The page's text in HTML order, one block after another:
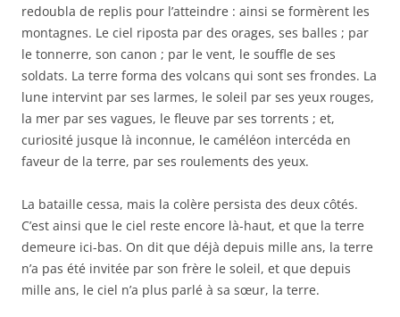
redoubla de replis pour l’atteindre : ainsi se formèrent les
montagnes. Le ciel riposta par des orages, ses balles ; par
le tonnerre, son canon ; par le vent, le souffle de ses
soldats. La terre forma des volcans qui sont ses frondes. La
lune intervint par ses larmes, le soleil par ses yeux rouges,
la mer par ses vagues, le fleuve par ses torrents ; et,
curiosité jusque là inconnue, le caméléon intercéda en
faveur de la terre, par ses roulements des yeux.
La bataille cessa, mais la colère persista des deux côtés.
C’est ainsi que le ciel reste encore là-haut, et que la terre
demeure ici-bas. On dit que déjà depuis mille ans, la terre
n’a pas été invitée par son frère le soleil, et que depuis
mille ans, le ciel n’a plus parlé à sa sœur, la terre.